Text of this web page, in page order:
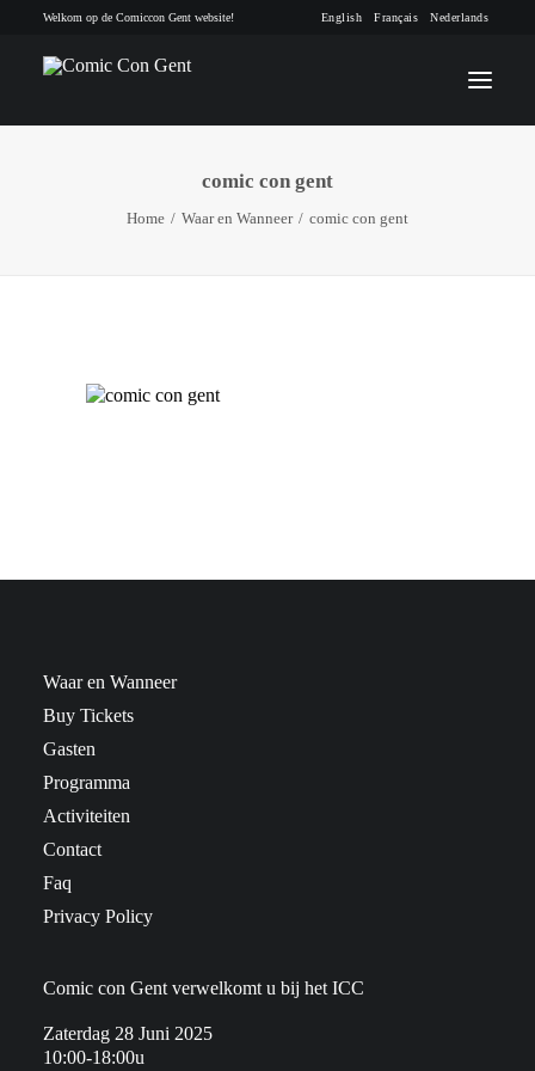
Welkom op de Comiccon Gent website! English Français Nederlands
INFO
CONTACT
comic con gent
Home Waar en Wanneer comic con gent
Waar en Wanneer
Buy Tickets
Gasten
Programma
Activiteiten
Contact
Faq
Privacy Policy
Comic con Gent verwelkomt u bij het ICC
Zaterdag 28 Juni 2025
10:00-18:00u